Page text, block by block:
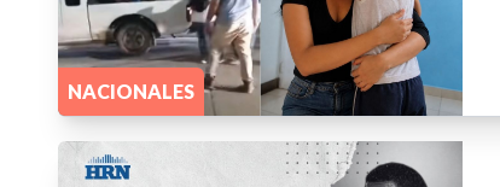
NACIONALES